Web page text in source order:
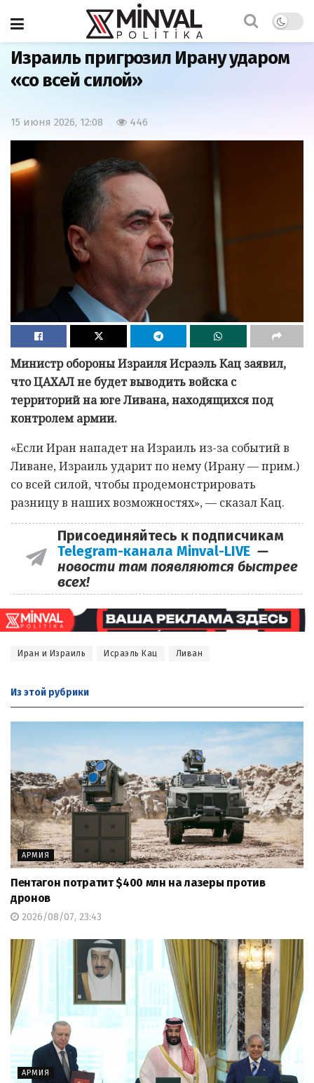
Главная
Израиль пригрозил Ирану ударом
«со всей силой»
15 июня 2026, 12:08 446
Министр обороны Израиля Исраэль Кац заявил,
что ЦАХАЛ не будет выводить войска с
территорий на юге Ливана, находящихся под
контролем армии.
«Если Иран нападет на Израиль из-за событий в
Ливане, Израиль ударит по нему (Ирану — прим.)
со всей силой, чтобы продемонстрировать
разницу в наших возможностях», — сказал Кац.
Присоединяйтесь к подписчикам
Telegram-канала Minval-LIVE —
новости там появляются быстрее
всех!
Иран и Израиль Исраэль Кац Ливан
Из этой рубрики
АРМИЯ
Пентагон потратит $400 млн на лазеры против
дронов
2026/08/07, 23:43
АРМИЯ